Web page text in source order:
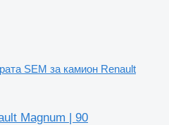
SEM за камион Renault
Magnum | 90